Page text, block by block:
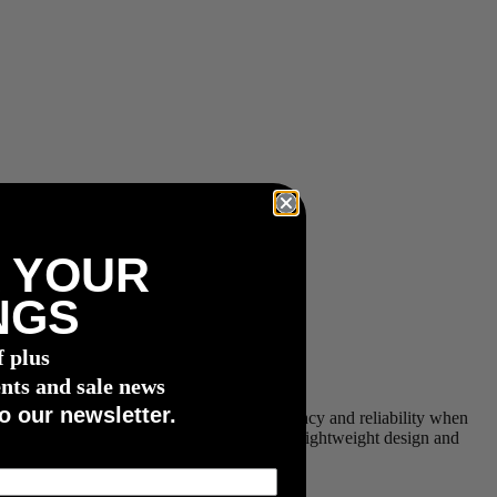
PRECISION Powermeter delivers accuracy and reliability when
Yellow Jersey. Packaged into a durable lightweight design and
plus
and sale news
our newsletter.